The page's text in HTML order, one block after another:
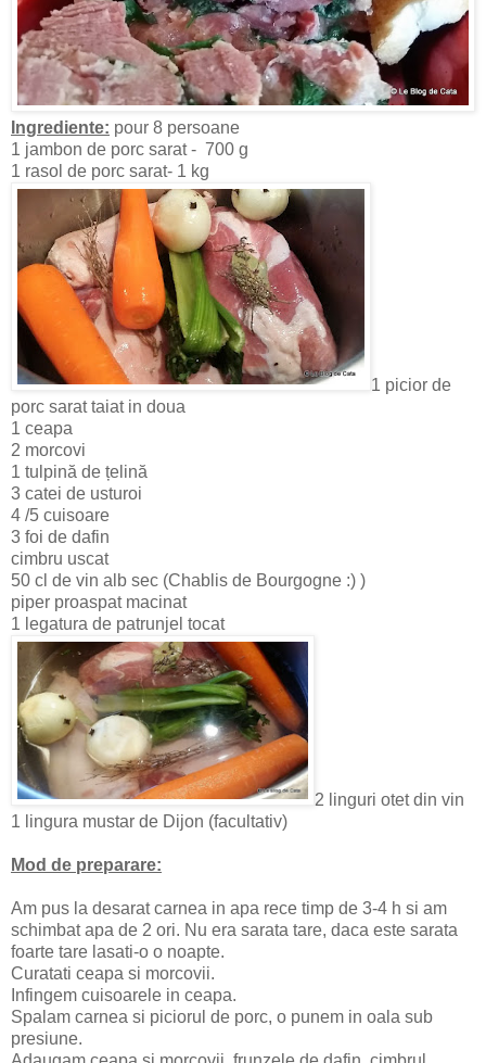
Ingrediente: pour 8 persoane
1 jambon de porc sarat - 700 g
1 rasol de porc sarat- 1 kg
1 picior de
porc sarat taiat in doua
1 ceapa
2 morcovi
1 tulpină de țelină
3 catei de usturoi
4 /5 cuisoare
3 foi de dafin
cimbru uscat
50 cl de vin alb sec (Chablis de Bourgogne :) )
piper proaspat macinat
1 legatura de patrunjel tocat
2 linguri otet din vin
1 lingura mustar de Dijon (facultativ)
Mod de preparare:
Am pus la desarat carnea in apa rece timp de 3-4 h si am
schimbat apa de 2 ori. Nu era sarata tare, daca este sarata
foarte tare lasati-o o noapte.
Curatati ceapa si morcovii.
Infingem cuisoarele in ceapa.
Spalam carnea si piciorul de porc, o punem in oala sub
presiune.